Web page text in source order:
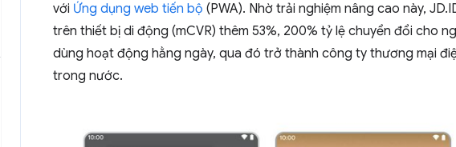
với Ứng dụng web tiến bộ (PWA). Nhờ trải nghiệm nâng cao này,
trên thiết bị di động (mCVR) thêm 53%, 200% tỷ lệ chuyển đổi cho
dùng hoạt động hằng ngày, qua đó trở thành công ty thương mại
trong nước.